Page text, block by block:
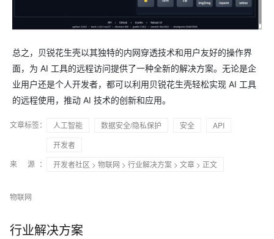
总之，贝锐花生壳以其独特的内网穿透技术和用户友好的操作界
面，为 AI 工具的远程访问提供了一种全新的解决方案。无论是企
业用户还是个人开发者，都可以利用贝锐花生壳轻松实现 AI 工具
的远程使用，推动 AI 技术的创新和应用。
文章标签： 人工智能 数据安全/隐私保护 安全
API
开发者
来 源：
开发者社区 > 物联网 > 行业解决方案 > 文章 > 正文
物联网
行业解决方案